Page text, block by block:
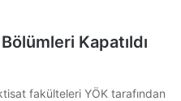
Kapatıldı
fakülteleri YÖK tarafından